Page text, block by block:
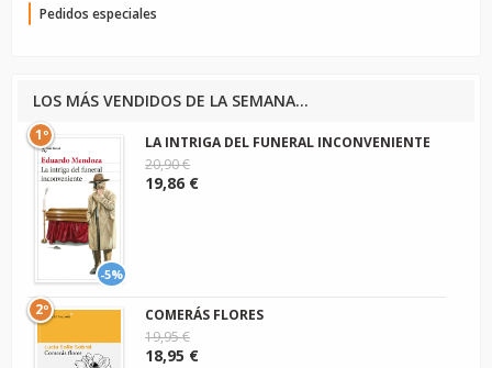
Pedidos especiales
LOS MÁS VENDIDOS DE LA SEMANA...
-5%
1º
LA INTRIGA DEL FUNERAL INCONVENIENTE
20,90 €
19,86 €
2º
COMERÁS FLORES
19,95 €
18,95 €